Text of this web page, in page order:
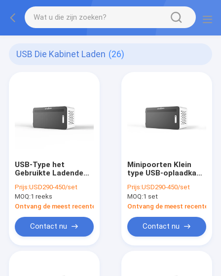
USB Die Kabinet Laden (26)
USB-Type het
Gebruikte Ladende
Tabletten met 18
Groeven
Prijs:USD290-450/set
MOQ:1 reeks
Ontvang de meest recente Prijs
Contact nu
Minipoorten Klein
type USB-oplaadkast
Prijs:USD290-450/set
MOQ:1 set
Ontvang de meest recente
Contact nu